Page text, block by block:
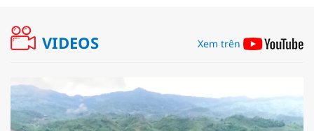
VIDEOS Xem trên